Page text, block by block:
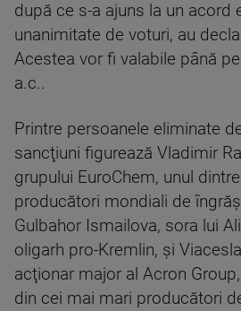
după ce s-a ajuns la un acord
unanimitate de voturi, au
Acestea vor fi valabile până
a.c..
Printre persoanele eliminate
sancţiuni figurează Vladimir
grupului EuroChem, unul
producători mondiali de
Gulbahor Ismailova, sora lui
oligarh pro-Kremlin, şi
acţionar major al Acron
din cei mai mari producători